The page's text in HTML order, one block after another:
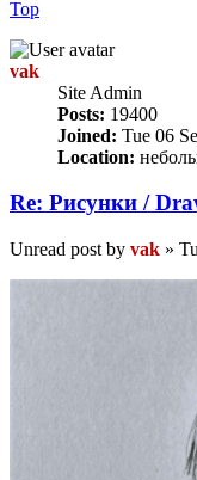
Top
vak
Site Admin
Posts: 19400
Joined: Tue 06
Location:
Re: Рисунки /
Unread post by vak »